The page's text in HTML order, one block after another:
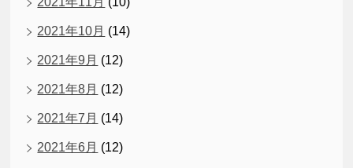
2021年10月 (14)
2021年9月 (12)
2021年8月 (12)
2021年7月 (14)
2021年6月 (12)